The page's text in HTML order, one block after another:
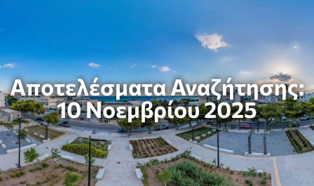
Αποτελέσματα Αναζήτησης:
10 Νοεμβρίου 2025